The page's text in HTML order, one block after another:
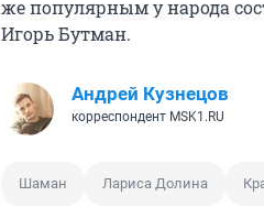
же популярным у народа
Игорь Бутман.
Андрей Кузнецов
корреспондент MSK1.RU
Шаман Лариса Долина